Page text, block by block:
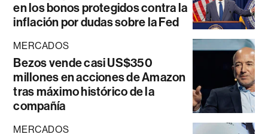
en los bonos protegidos contra la
inflación por dudas sobre la Fed
MERCADOS
Bezos vende casi US$350
millones en acciones de Amazon
tras máximo histórico de la
compañía
MERCADOS